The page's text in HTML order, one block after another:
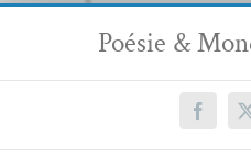
Passer
contenu
Poésie &